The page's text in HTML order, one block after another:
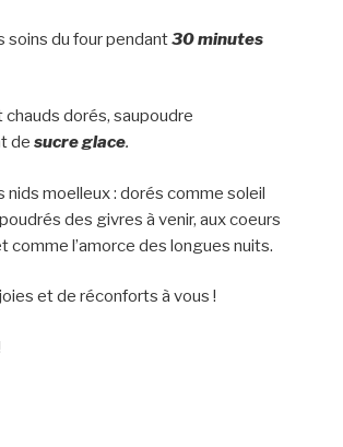
soins du four pendant30 minutes
dorés, saupoudre
de sucre glace.
nids moelleux : dorés comme soleil
des givres à venir, aux coeurs
comme l’amorce des longues nuits.
et de réconforts à vous !